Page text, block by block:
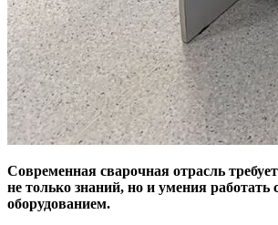
Современная сварочная отрасль
не только знаний, но и умения работать
оборудованием.